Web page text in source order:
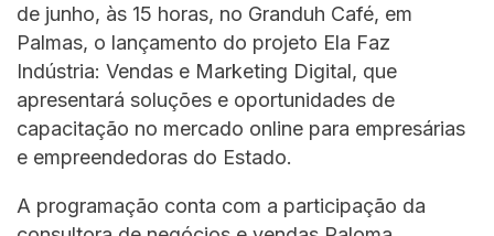
de junho, às 15 horas, no Granduh Café, em
Palmas, o lançamento do projeto Ela Faz
Indústria: Vendas e Marketing Digital, que
apresentará soluções e oportunidades de
capacitação no mercado online para empresárias
e empreendedoras do Estado.
A programação conta com a participação da